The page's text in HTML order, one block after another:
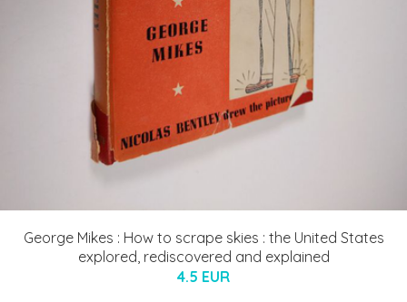
George Mikes : How to scrape skies : the United States
explored, rediscovered and explained
4.5 EUR